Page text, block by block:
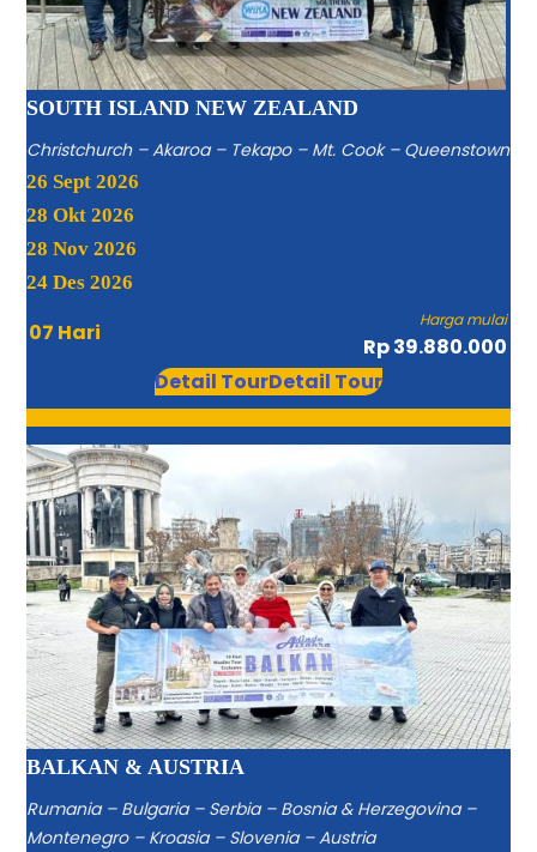
SOUTH ISLAND NEW ZEALAND
Christchurch – Akaroa – Tekapo – Mt. Cook – Queenstown
26 Sept 2026
28 Okt 2026
28 Nov 2026
24 Des 2026
07 Hari Harga mulai
Rp 39.880.000
Detail TourDetail Tour
BALKAN & AUSTRIA
Rumania – Bulgaria – Serbia – Bosnia & Herzegovina –
Montenegro – Kroasia – Slovenia – Austria